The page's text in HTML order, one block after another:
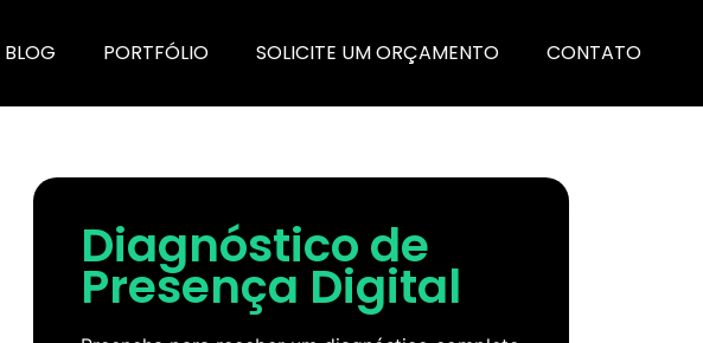
BLOG PORTFÓLIO SOLICITE UM ORÇAMENTO CONTATO
Diagnóstico de
Presença Digital